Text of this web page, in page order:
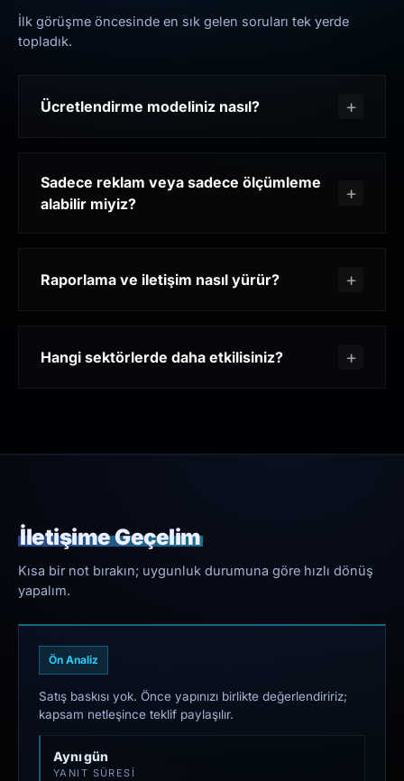
İlk görüşme öncesinde en sık gelen soruları tek yerde
topladık.
Ücretlendirme modeliniz nasıl?
Sadece reklam veya sadece ölçümleme
alabilir miyiz?
Raporlama ve iletişim nasıl yürür?
Hangi sektörlerde daha etkilisiniz?
İletişime Geçelim
Kısa bir not bırakın; uygunluk durumuna göre hızlı dönüş
yapalım.
Ön Analiz
Satış baskısı yok. Önce yapınızı birlikte değerlendiririz;
kapsam netleşince teklif paylaşılır.
Aynı gün
YANIT SÜRESI